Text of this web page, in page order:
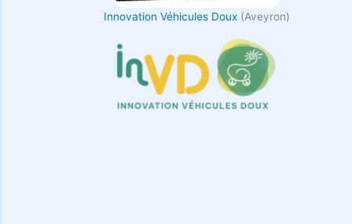
Innovation Véhicules Doux(Aveyron)